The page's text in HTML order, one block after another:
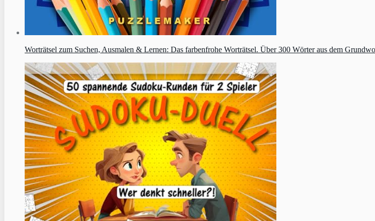
Worträtsel zum Suchen, Ausmalen & Lernen: Das farbenfrohe Worträtsel. Über 300 Wörter aus dem